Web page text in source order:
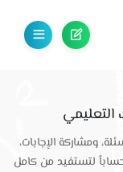
ومشاركة الإجابات،
لتستفيد من كامل